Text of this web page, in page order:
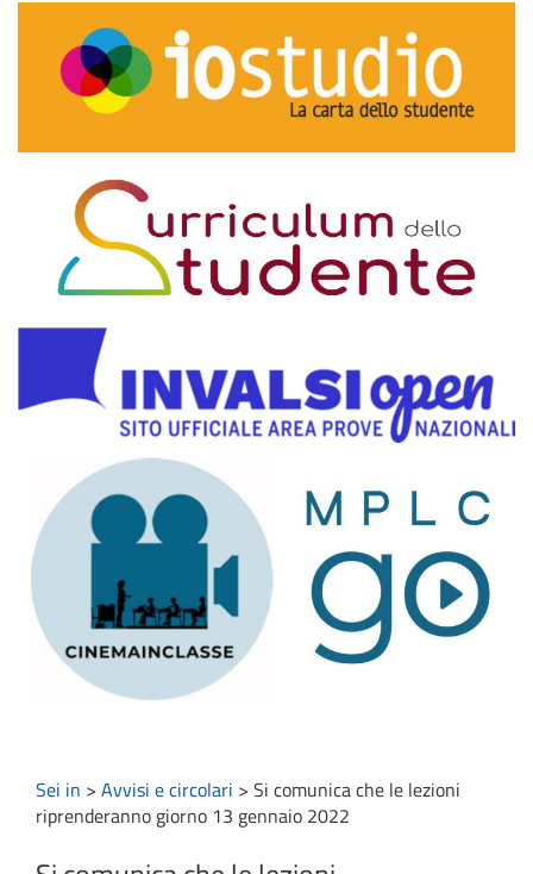
Sei in > Avvisi e circolari > Si comunica che le lezioni
riprenderanno giorno 13 gennaio 2022